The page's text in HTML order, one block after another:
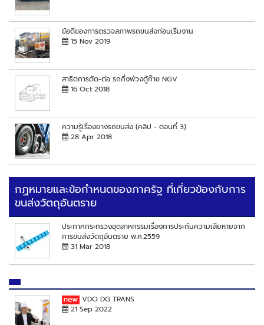
ข้อดีของการตรวจสภาพรถขนส่งก่อนเริ่มงาน
15 Nov 2019
สาธิตการตัด-ต่อ รถกึ่งพ่วงตู้ก๊าซ NGV
16 Oct 2018
ความรู้เรื่องยางรถขนส่ง (คลิป - ตอนที่ 3)
28 Apr 2018
กฏหมายและข้อกำหนดของภาครัฐ ที่เกี่ยวข้องกับการ
ขนส่งวัตถุอันตราย
ประกาศกระทรวงอุตสาหกรรมเรื่องการประกันความเสียหายจาก
การขนส่งวัตถุอันตราย พ.ศ.2559
31 Mar 2018
VDO DG TRANS
21 Sep 2022